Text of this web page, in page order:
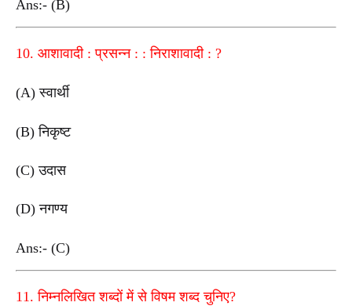
Ans:- (B)
10. आशावादी : प्रसन्न : : निराशावादी : ?
(A) स्वार्थी
(B) निकृष्ट
(C) उदास
(D) नगण्य
Ans:- (C)
11. निम्नलिखित शब्दों में से विषम शब्द चुनिए?